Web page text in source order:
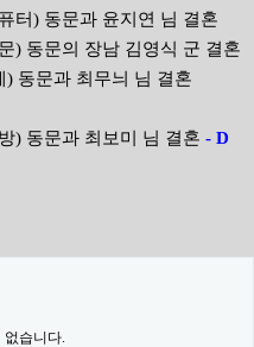
터) 동문과 윤지연 님 결혼
) 동문의 장남 김영식 군 결혼
동문과 최무늬 님 결혼
) 동문과 최보미 님 결혼 - D
없습니다.